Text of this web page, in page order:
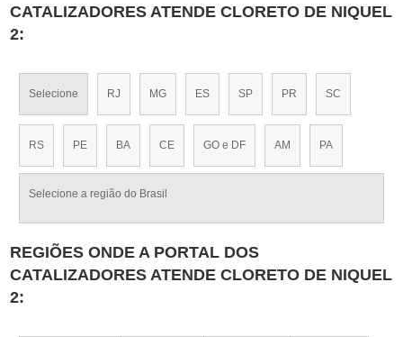
CATALIZADORES ATENDE CLORETO DE NIQUEL
2:
Selecione RJ MG ES SP PR SC
RS PE BA CE GO e DF AM PA
Selecione a região do Brasil
REGIÕES ONDE A PORTAL DOS
CATALIZADORES ATENDE CLORETO DE NIQUEL
2: